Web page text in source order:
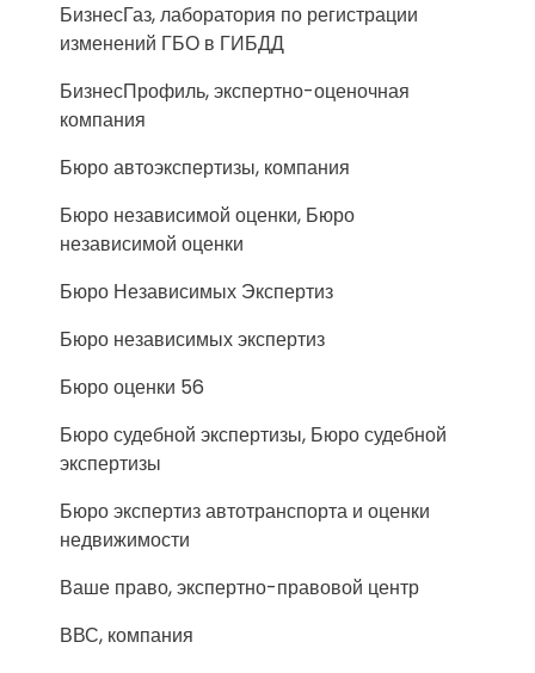
БизнесГаз, лаборатория по регистрации
изменений ГБО в ГИБДД
БизнесПрофиль, экспертно-оценочная
компания
Бюро автоэкспертизы, компания
Бюро независимой оценки, Бюро
независимой оценки
Бюро Независимых Экспертиз
Бюро независимых экспертиз
Бюро оценки 56
Бюро судебной экспертизы, Бюро судебной
экспертизы
Бюро экспертиз автотранспорта и оценки
недвижимости
Ваше право, экспертно-правовой центр
ВВС, компания